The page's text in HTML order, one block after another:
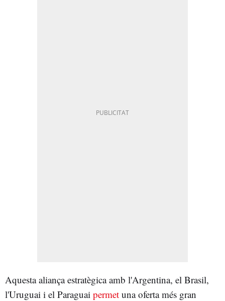
Aquesta aliança estratègica amb l'Argentina, el Brasil,
l'Uruguai i el Paraguai permet una oferta més gran